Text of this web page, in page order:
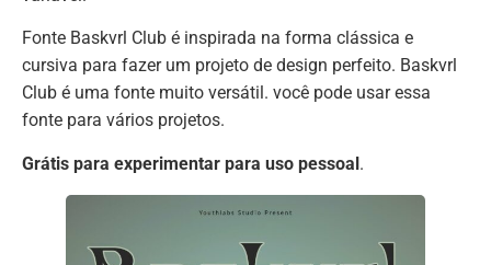
Fonte Baskvrl Club é inspirada na forma clássica e
cursiva para fazer um projeto de design perfeito. Baskvrl
Club é uma fonte muito versátil. você pode usar essa
fonte para vários projetos.
Grátis para experimentar para uso pessoal.